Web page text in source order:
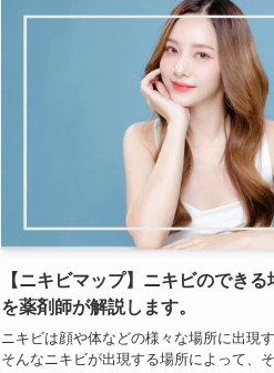
【ニキビマップ】ニキビのでき
を薬剤師が解説します。
ニキビは顔や体などの様々な場所に出現
そんなニキビが出現する場所によって、